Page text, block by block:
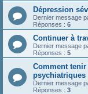
Dépression
Dernier message
Réponses : 6
Continuer à
Dernier message
Réponses : 5
Comment
psychiatriques
Dernier message
Réponses : 3